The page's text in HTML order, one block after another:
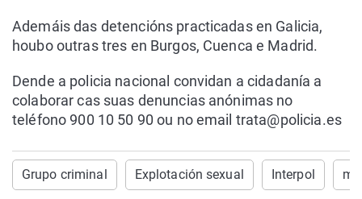
Ademáis das detencións practicadas en Galicia,
houbo outras tres en Burgos, Cuenca e Madrid.
Dende a policia nacional convidan a cidadanía a
colaborar cas suas denuncias anónimas no
teléfono 900 10 50 90 ou no email trata@policia.es
Grupo criminal Explotación sexual Interpol